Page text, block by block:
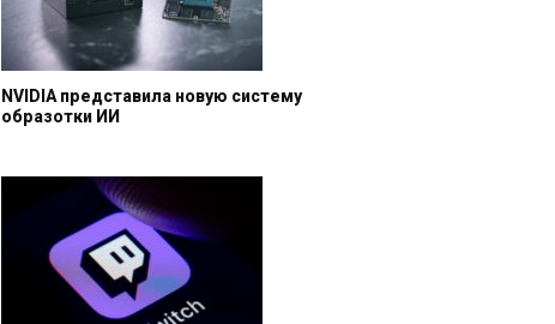
NVIDIA представила новую систему
образотки ИИ